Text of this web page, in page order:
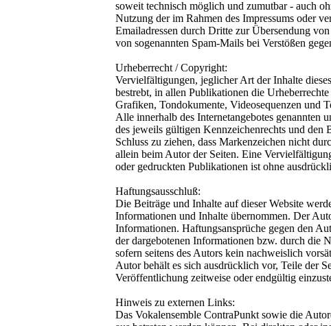
soweit technisch möglich und zumutbar - auch
Nutzung der im Rahmen des Impressums oder
Emailadressen durch Dritte zur Übersendung
von sogenannten Spam-Mails bei Verstößen
Urheberrecht / Copyright:
Vervielfältigungen, jeglicher Art der Inhalte
bestrebt, in allen Publikationen die
Grafiken, Tondokumente, Videosequenzen und
Alle innerhalb des Internetangebotes genannten
des jeweils gültigen Kennzeichenrechts und
Schluss zu ziehen, dass Markenzeichen nicht
allein beim Autor der Seiten. Eine
oder gedruckten Publikationen ist ohne
Haftungsausschluß:
Die Beiträge und Inhalte auf dieser Website
Informationen und Inhalte übernommen. Der
Informationen. Haftungsansprüche gegen den
der dargebotenen Informationen bzw. durch die
sofern seitens des Autors kein nachweislich
Autor behält es sich ausdrücklich vor, Teile der
Veröffentlichung zeitweise oder endgültig
Hinweis zu externen Links:
Das Vokalensemble ContraPunkt sowie die